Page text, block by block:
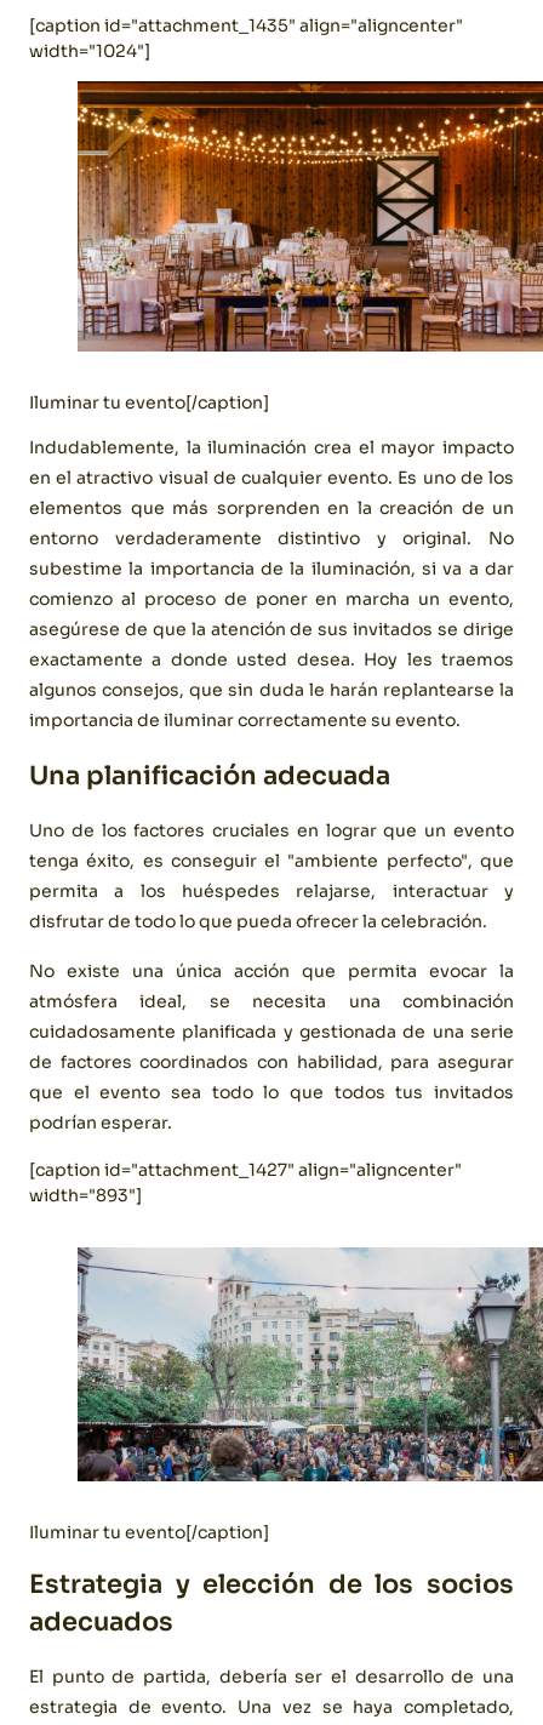
[caption id="attachment_1435" align="aligncenter"
width="1024"]
Iluminar tu evento[/caption]
Indudablemente, la iluminación crea el mayor impacto
en el atractivo visual de cualquier evento. Es uno de los
elementos que más sorprenden en la creación de un
entorno verdaderamente distintivo y original. No
subestime la importancia de la iluminación, si va a dar
comienzo al proceso de poner en marcha un evento,
asegúrese de que la atención de sus invitados se dirige
exactamente a donde usted desea. Hoy les traemos
algunos consejos, que sin duda le harán replantearse la
importancia de iluminar correctamente su evento.
Una planificación adecuada
Uno de los factores cruciales en lograr que un evento
tenga éxito, es conseguir el "ambiente perfecto", que
permita a los huéspedes relajarse, interactuar y
disfrutar de todo lo que pueda ofrecer la celebración.
No existe una única acción que permita evocar la
atmósfera ideal, se necesita una combinación
cuidadosamente planificada y gestionada de una serie
de factores coordinados con habilidad, para asegurar
que el evento sea todo lo que todos tus invitados
podrían esperar.
[caption id="attachment_1427" align="aligncenter"
width="893"]
Iluminar tu evento[/caption]
Estrategia y elección de los socios
adecuados
El punto de partida, debería ser el desarrollo de una
estrategia de evento. Una vez se haya completado,